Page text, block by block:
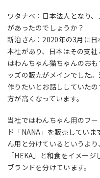
ワタナベ：日本法人となり
があったのでしょうか？
新治さん：2020年の3月に
本社があり、日本はその支
はわんちゃん猫ちゃんのお
ッズの販売がメインでした
作りたいとお話ししていた
方が高くなっています。
当社ではわんちゃん用のフ
ド「NANA」を販売してい
ん用と分けているというよ
「HEKA」と和食をイメー
ブランドを分けています。